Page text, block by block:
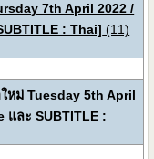
7th April 2022 /
: Thai] (11)
หม่ Tuesday 5th April
และ SUBTITLE :